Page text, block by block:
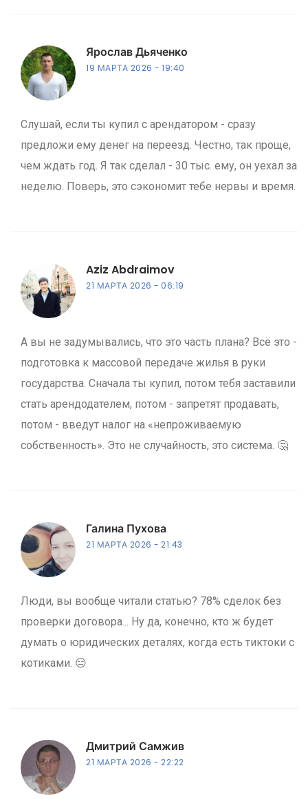
Ярослав Дьяченко
19 МАРТА 2026 19:40
Слушай, если ты купил с арендатором - сразу
предложи ему денег на переезд. Честно, так проще,
чем ждать год. Я так сделал - 30 тыс. ему, он уехал за
неделю. Поверь, это сэкономит тебе нервы и время.
Aziz Abdraimov
21 МАРТА 2026 06:19
А вы не задумывались, что это часть плана? Всё это -
подготовка к массовой передаче жилья в руки
государства. Сначала ты купил, потом тебя заставили
стать арендодателем, потом - запретят продавать,
потом - введут налог на «непроживаемую
собственность». Это не случайность, это система. 🤔
Галина Пухова
21 МАРТА 2026 21:43
Люди, вы вообще читали статью? 78% сделок без
проверки договора... Ну да, конечно, кто ж будет
думать о юридических деталях, когда есть тиктоки с
котиками. 😑
Дмитрий Самжив
21 МАРТА 2026 22:22